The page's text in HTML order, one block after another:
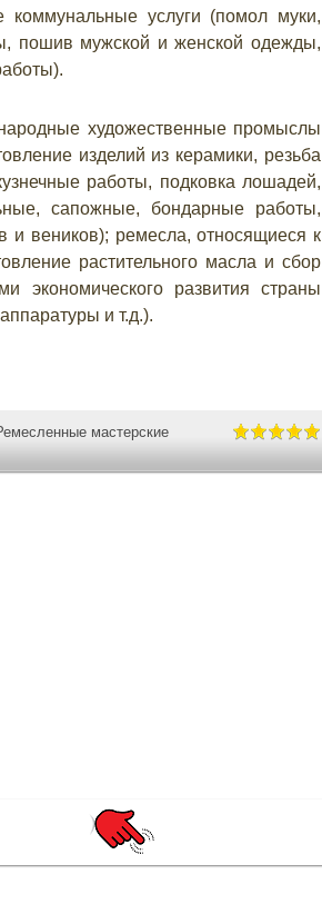
коммунальные услуги (помол муки,
пошив мужской и женской одежды,
художественные промыслы
изделий из керамики, резьба
работы, подковка лошадей,
сапожные, бондарные работы,
и веников); ремесла, относящиеся к
растительного масла и сбор
экономического развития страны
и т.д.).
мастерские